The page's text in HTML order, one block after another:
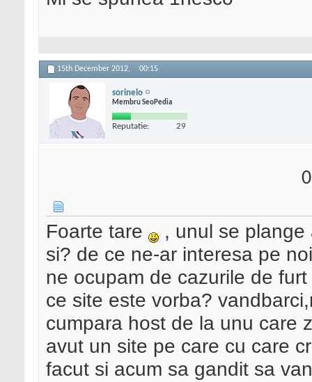
15th December 2012, 00:15
sorinelo
Membru SeoPedia
Reputatie: 29
Foarte tare
, unul se
si? de ce ne-ar interesa pe
ne ocupam de cazurile de
ce site este vorba?
cumpara host de la unu care
avut un site pe care cu care
facut si acum sa gandit sa